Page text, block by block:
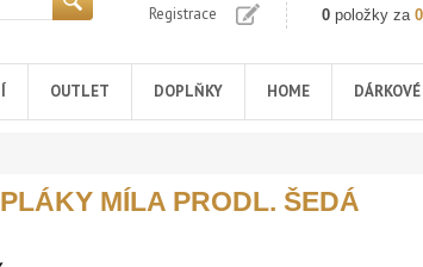
Registrace
0 položky za
OUTLET DOPLŇKY HOME
MÍLA PRODL. ŠEDÁ